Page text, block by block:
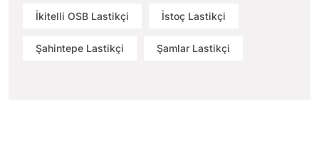
İkitelli OSB Lastikçi İstoç Lastikçi
Şahintepe Lastikçi Şamlar Lastikçi